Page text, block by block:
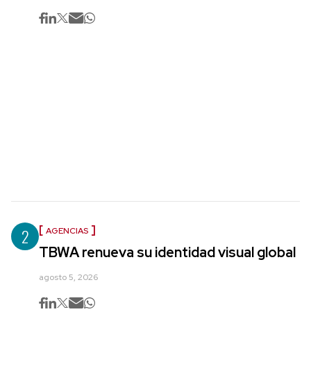
2 AGENCIAS
TBWA renueva su identidad visual global
agosto 5, 2026